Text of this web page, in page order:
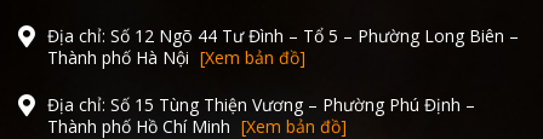
Địa chỉ: Số 12 Ngõ 44 Tư Đình – Tổ 5 – Phường Long Biên –
Thành phố Hà Nội [Xem bản đồ]
Địa chỉ: Số 15 Tùng Thiện Vương – Phường Phú Định –
Thành phố Hồ Chí Minh [Xem bản đồ]